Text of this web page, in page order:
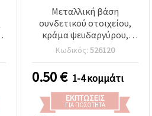
Μεταλλική βάση
συνδετικού στοιχείου,
κράμα ψευδαργύρου,
κυκλική, 10x10x16 mm,
χρώμα αντικέ μπρονζέ
Κωδικός: 526120
0.50€ 1-4 κομμάτι
ΕΚΠΤΏΣΕΙΣ
ΓΙΑ ΠΟΣΌΤΗΤΑ